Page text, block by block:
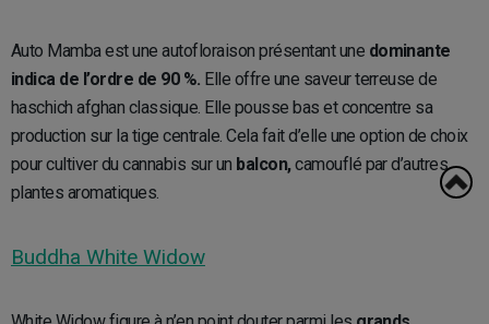
Auto Mamba est une autofloraison présentant une dominante
indica de l’ordre de 90 %. Elle offre une saveur terreuse de
haschich afghan classique. Elle pousse bas et concentre sa
production sur la tige centrale. Cela fait d’elle une option de choix
pour cultiver du cannabis sur un balcon,camouflé par d’autres
plantes aromatiques.
Buddha White Widow